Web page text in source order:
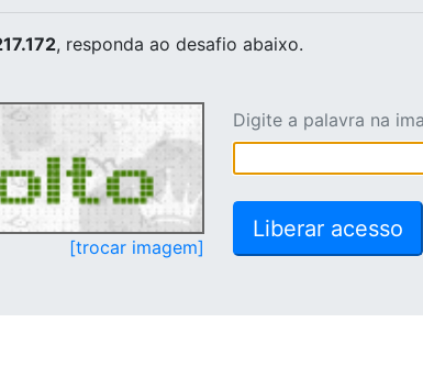
, responda ao desafio abaixo.
[trocar imagem]
Digite a palavra na